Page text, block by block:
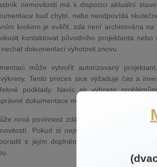
nemovitosti má k dispozici aktuální
buď chybí, nebo neodpovídá
krokem je ověřit, zda není archivována
kontaktovat původního projektanta
dokumentaci vyhotovit znovu.
může vytvořit autorizovaný
Tento proces sice vyžaduje čas a
podklady. Navíc se vyhnete
dokumentace může stát nepříjemnou
nová povinnost zdát jako zbytečná
Pokud si nejste jisti, zda vaše
s jejím doplněním, neváhejte se na